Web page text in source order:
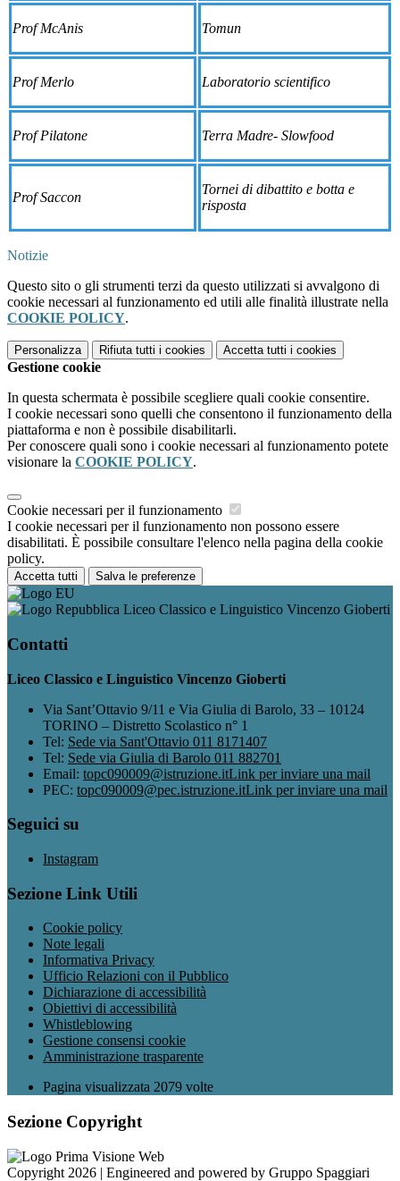
Prof McAnis Tomun
Prof Merlo Laboratorio scientifico
Prof Pilatone Terra Madre- Slowfood
Prof Saccon
Tornei di dibattito e botta e
risposta
Notizie
Questo sito o gli strumenti terzi da questo utilizzati si avvalgono di
cookie necessari al funzionamento ed utili alle finalità illustrate nella
COOKIE POLICY.
Personalizza Rifiuta tutti i cookies Accetta tutti i cookies
Gestione cookie
In questa schermata è possibile scegliere quali cookie consentire.
I cookie necessari sono quelli che consentono il funzionamento della
piattaforma e non è possibile disabilitarli.
Per conoscere quali sono i cookie necessari al funzionamento potete
visionare la COOKIE POLICY.
Cookie necessari per il funzionamento
I cookie necessari per il funzionamento non possono essere
disabilitati. È possibile consultare l'elenco nella pagina della cookie
policy.
Accetta tutti Salva le preferenze
Liceo Classico e Linguistico Vincenzo Gioberti
Contatti
Liceo Classico e Linguistico Vincenzo Gioberti
Via Sant’Ottavio 9/11 e Via Giulia di Barolo, 33 – 10124
TORINO – Distretto Scolastico n° 1
Tel: Sede via Sant'Ottavio 011 8171407
Tel: Sede via Giulia di Barolo 011 882701
Email: topc090009@istruzione.itLink per inviare una mail
PEC: topc090009@pec.istruzione.itLink per inviare una mail
Seguici su
Instagram
Sezione Link Utili
Cookie policy
Note legali
Informativa Privacy
Ufficio Relazioni con il Pubblico
Dichiarazione di accessibilità
Obiettivi di accessibilità
Whistleblowing
Gestione consensi cookie
Amministrazione trasparente
Pagina visualizzata 2079 volte
Sezione Copyright
Copyright 2026 | Engineered and powered by Gruppo Spaggiari